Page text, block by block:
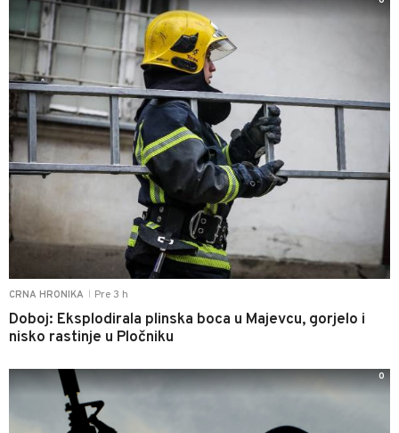
CRNA HRONIKA Pre 3 h
Doboj: Eksplodirala plinska boca u Majevcu, gorjelo i
nisko rastinje u Pločniku
0